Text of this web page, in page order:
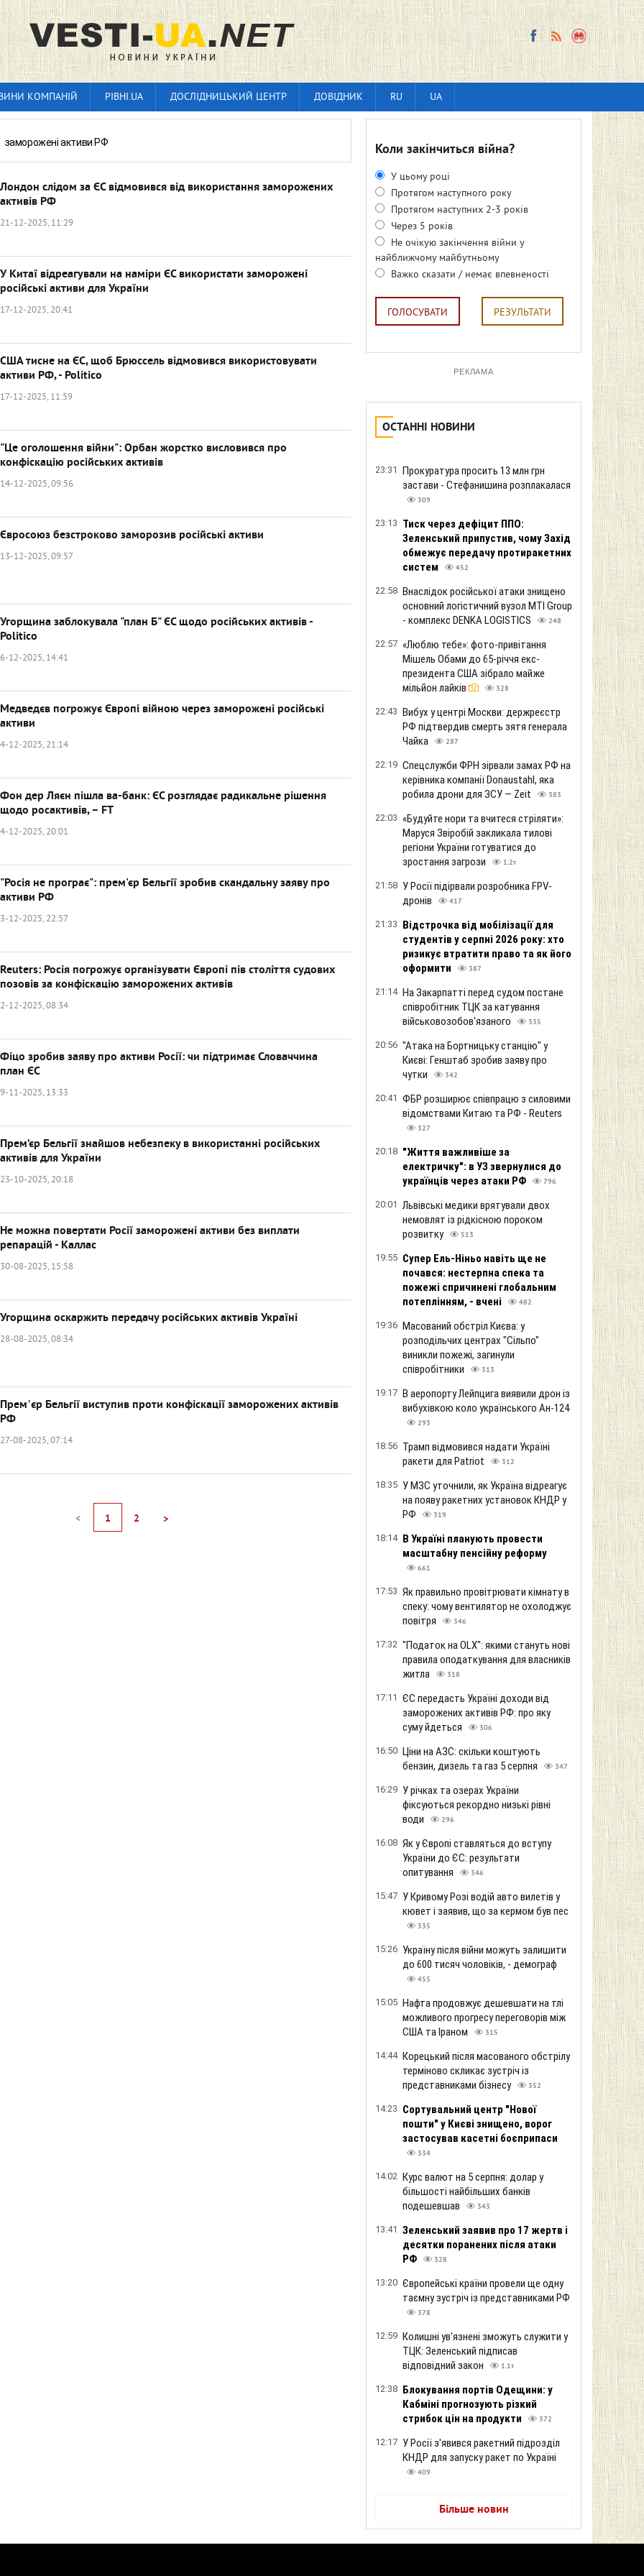
КОМПАНІЙ РІВНІ.UA ДОСЛІДНИЦЬКИЙ ЦЕНТР ДОВІДНИК RU UA
заморожені активи РФ
Лондон слідом за ЄС відмовився від використання заморожених
активів РФ
21-12-2025, 11:29
У Китаї відреагували на наміри ЄС використати заморожені
російські активи для України
17-12-2025, 20:41
США тисне на ЄС, щоб Брюссель відмовився використовувати
активи РФ, - Politico
17-12-2025, 11:59
"Це оголошення війни": Орбан жорстко висловився про
конфіскацію російських активів
14-12-2025, 09:56
Євросоюз безстроково заморозив російські активи
13-12-2025, 09:57
Угорщина заблокувала "план Б" ЄС щодо російських активів -
Politico
6-12-2025, 14:41
Медведєв погрожує Європі війною через заморожені російські
активи
4-12-2025, 21:14
Фон дер Ляєн пішла ва-банк: ЄС розглядає радикальне рішення
щодо росактивів, – FT
4-12-2025, 20:01
"Росія не програє": прем'єр Бельгії зробив скандальну заяву про
активи РФ
3-12-2025, 22:57
Reuters: Росія погрожує організувати Європі пів століття судових
позовів за конфіскацію заморожених активів
2-12-2025, 08:34
Фіцо зробив заяву про активи Росії: чи підтримає Словаччина
план ЄС
9-11-2025, 13:33
Прем’єр Бельгії знайшов небезпеку в використанні російських
активів для України
23-10-2025, 20:18
Не можна повертати Росії заморожені активи без виплати
репарацій - Каллас
30-08-2025, 15:58
Угорщина оскаржить передачу російських активів Україні
28-08-2025, 08:34
Премʼєр Бельгії виступив проти конфіскації заморожених активів
РФ
27-08-2025, 07:14
< 1 2 >
Коли закінчиться війна?
У цьому році
Протягом наступного року
Протягом наступних 2-3 років
Через 5 років
Не очікую закінчення війни у
найближчому майбутньому
Важко сказати / немає впевненості
ГОЛОСУВАТИ РЕЗУЛЬТАТИ
РЕКЛАМА
ОСТАННІ НОВИНИ
23:31 Прокуратура просить 13 млн грн
застави - Стефанишина розплакалася
309
23:13 Тиск через дефіцит ППО:
Зеленський припустив, чому Захід
обмежує передачу протиракетних
систем
452
22:58 Внаслідок російської атаки знищено
основний логістичний вузол MTI Group
- комплекс DENKA LOGISTICS
248
22:57 «Люблю тебе»: фото-привітання
Мішель Обами до 65-річчя екс-
президента США зібрало майже
мільйон лайків
328
22:43 Вибух у центрі Москви: держреєстр
РФ підтвердив смерть зятя генерала
Чайка
287
22:19 Спецслужби ФРН зірвали замах РФ на
керівника компанії Donaustahl, яка
робила дрони для ЗСУ — Zeit
383
22:03 «Будуйте нори та вчитеся стріляти»:
Маруся Звіробій закликала тилові
регіони України готуватися до
зростання загрози
1.2т
21:58 У Росії підірвали розробника FPV-
дронів
417
21:33 Відстрочка від мобілізації для
студентів у серпні 2026 року: хто
ризикує втратити право та як його
оформити
387
21:14 На Закарпатті перед судом постане
співробітник ТЦК за катування
військовозобов'язаного
335
20:56 "Атака на Бортницьку станцію" у
Києві: Генштаб зробив заяву про
чутки
342
20:41 ФБР розширює співпрацю з силовими
відомствами Китаю та РФ - Reuters
327
20:18 "Життя важливіше за
електричку": в УЗ звернулися до
українців через атаки РФ
796
20:01 Львівські медики врятували двох
немовлят із рідкісною пороком
розвитку
513
19:55 Супер Ель-Ніньо навіть ще не
почався: нестерпна спека та
пожежі спричинені глобальним
потеплінням, - вчені
482
19:36 Масований обстріл Києва: у
розподільчих центрах "Сільпо"
виникли пожежі, загинули
співробітники
313
19:17 В аеропорту Лейпцига виявили дрон із
вибухівкою коло українського Ан-124
293
18:56 Трамп відмовився надати Україні
ракети для Patriot
312
18:35 У МЗС уточнили, як Україна відреагує
на появу ракетних установок КНДР у
РФ
319
18:14 В Україні планують провести
масштабну пенсійну реформу
661
17:53 Як правильно провітрювати кімнату в
спеку: чому вентилятор не охолоджує
повітря
346
17:32 "Податок на OLX": якими стануть нові
правила оподаткування для власників
житла
318
17:11 ЄС передасть Україні доходи від
заморожених активів РФ: про яку
суму йдеться
306
16:50 Ціни на АЗС: скільки коштують
бензин, дизель та газ 5 серпня
347
16:29 У річках та озерах України
фіксуються рекордно низькі рівні
води
296
16:08 Як у Європі ставляться до вступу
України до ЄС: результати
опитування
346
15:47 У Кривому Розі водій авто вилетів у
кювет і заявив, що за кермом був пес
335
15:26 Україну після війни можуть залишити
до 600 тисяч чоловіків, - демограф
455
15:05 Нафта продовжує дешевшати на тлі
можливого прогресу переговорів між
США та Іраном
315
14:44 Корецький після масованого обстрілу
терміново скликає зустріч із
представниками бізнесу
352
14:23 Сортувальний центр "Нової
пошти" у Києві знищено, ворог
застосував касетні боєприпаси
334
14:02 Курс валют на 5 серпня: долар у
більшості найбільших банків
подешевшав
343
13:41 Зеленський заявив про 17 жертв і
десятки поранених після атаки
РФ
328
13:20 Європейські країни провели ще одну
таємну зустріч із представниками РФ
378
12:59 Колишні ув'язнені зможуть служити у
ТЦК: Зеленський підписав
відповідний закон
1.1т
12:38 Блокування портів Одещини: у
Кабміні прогнозують різкий
стрибок цін на продукти
372
12:17 У Росії з'явився ракетний підрозділ
КНДР для запуску ракет по Україні
409
Більше новин